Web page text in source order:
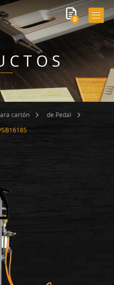
0
cartón
de Pedal